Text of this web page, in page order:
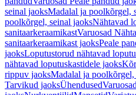
seinal jaoksMadalal ja poolkõrgel,
poolkõrgel, seinal jaoksNähtavad
sanitaarkeraamikastVaruosad
sanitaarkeraamikast jaoksPeale
jaoksLoputustorud nähtavad
nähtavad loputuskastidele jaoks
rippuv jaoksMadalal ja poolkõrgel,
Tarvikud jaoksÜhendused